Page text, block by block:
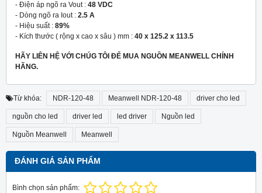
- Điện áp ngõ ra Vout : 48 VDC
- Dòng ngõ ra Iout : 2.5 A
- Hiệu suất : 89%
- Kích thước ( rộng x cao x sâu ) mm : 40 x 125.2 x 113.5
HÃY LIÊN HỆ VỚI CHÚG TÔI ĐỂ MUA NGUỒN MEANWELL CHÍNH
HÃNG.
Từ khóa: NDR-120-48 Meanwell NDR-120-48 driver cho led
nguồn cho led driver led led driver Nguồn led
Nguồn Meanwell Meanwell
ĐÁNH GIÁ SẢN PHẨM
Bình chọn sản phẩm: